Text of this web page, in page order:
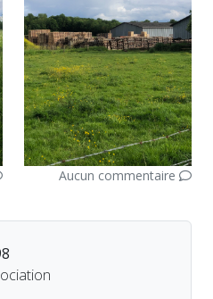
Aucun commentaire